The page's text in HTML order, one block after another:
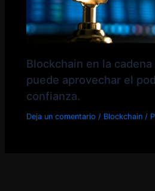
Blockchain en la
puede aprovechar el
confianza.
Deja un comentario / Blockchain /